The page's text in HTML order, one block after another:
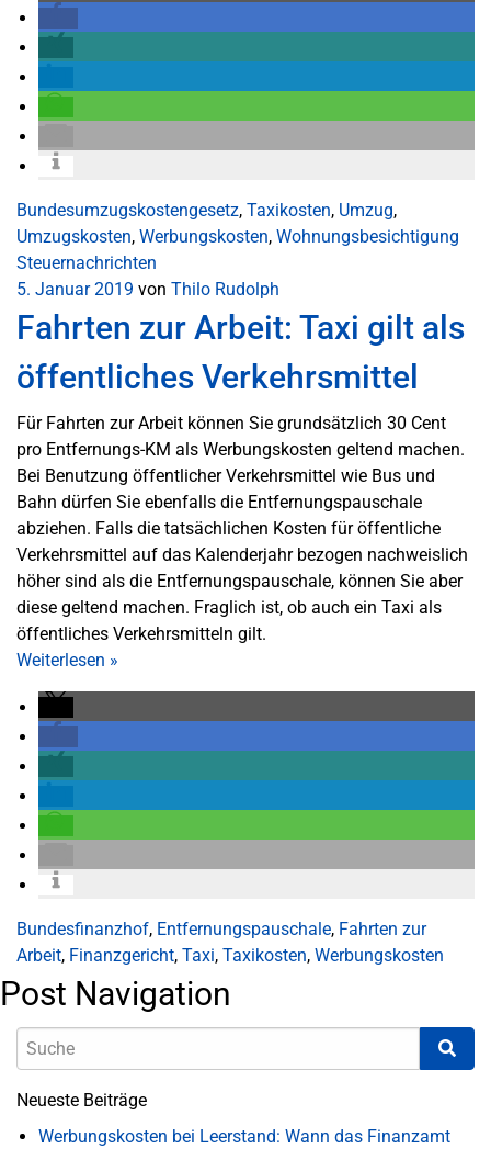
Bundesumzugskostengesetz, Taxikosten, Umzug,
Umzugskosten, Werbungskosten, Wohnungsbesichtigung
Steuernachrichten
5. Januar 2019 von Thilo Rudolph
Fahrten zur Arbeit: Taxi gilt als
öffentliches Verkehrsmittel
Für Fahrten zur Arbeit können Sie grundsätzlich 30 Cent
pro Entfernungs-KM als Werbungskosten geltend machen.
Bei Benutzung öffentlicher Verkehrsmittel wie Bus und
Bahn dürfen Sie ebenfalls die Entfernungspauschale
abziehen. Falls die tatsächlichen Kosten für öffentliche
Verkehrsmittel auf das Kalenderjahr bezogen nachweislich
höher sind als die Entfernungspauschale, können Sie aber
diese geltend machen. Fraglich ist, ob auch ein Taxi als
öffentliches Verkehrsmitteln gilt.
Weiterlesen »
Bundesfinanzhof, Entfernungspauschale, Fahrten zur
Arbeit, Finanzgericht, Taxi, Taxikosten, Werbungskosten
Post Navigation
Neueste Beiträge
Werbungskosten bei Leerstand: Wann das Finanzamt